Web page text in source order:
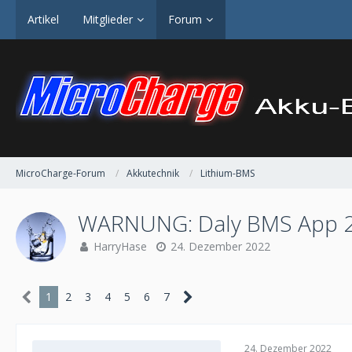
Artikel Mitglieder Forum
MicroCharge-Forum Akkutechnik Lithium-BMS
WARNUNG: Daly BMS App
HarryHase 24. Dezember 2022
1 2 3 4 5 6 7
24. Dezember 2022